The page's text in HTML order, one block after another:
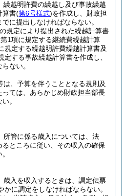
繰越明許費の繰越し及び事故繰越
算書(第6号様式)を作成し、財政担
に提出しなければならない。
の規定により提出された繰越計算書
1項に規定する継続費繰越計算
規定する繰越明許費繰越計算書及
する事故繰越計算書を作成し、
ない。
は、予算を伴うこととなる規則及
ては、あらかじめ財政担当部長
。
所管に係る歳入については、法
ところに従い、その収入の確保
歳入を収入するときは、調定伝票
かに調定をしなければならない。